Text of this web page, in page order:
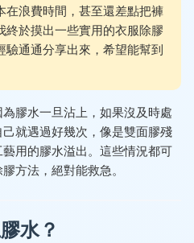
在浪費時間，甚至還差點把褲
終於摸出一些實用的衣服除膠
驗通通分享出來，希望能幫到
膠水一旦沾上，如果沒及時處
就遇過好幾次，像是雙面膠殘
用的膠水溢出。這些情況都可
方法，絕對能救急。
水？